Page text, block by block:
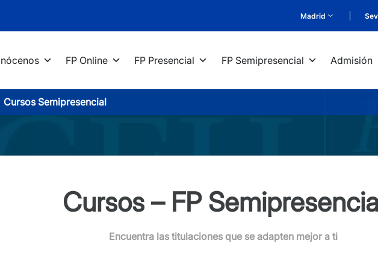
Madrid
FP Online FP Presencial FP Semipresencial Admisión
Cursos Semipresencial
Cursos – FP
Encuentra las titulaciones que se adapten mejor a ti